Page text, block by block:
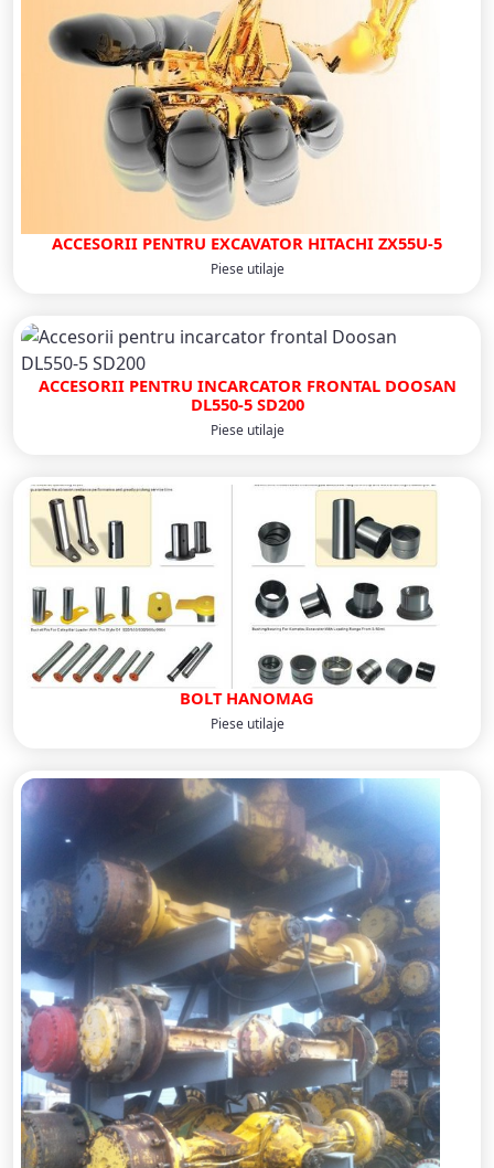
ACCESORII PENTRU EXCAVATOR HITACHI ZX55U-5
Piese utilaje
ACCESORII PENTRU INCARCATOR FRONTAL DOOSAN
DL550-5 SD200
Piese utilaje
BOLT HANOMAG
Piese utilaje